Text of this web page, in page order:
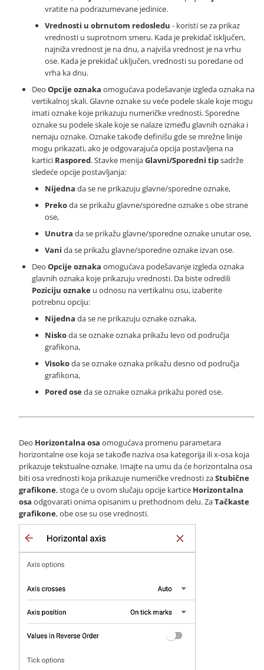
vratite na podrazumevane jedinice.
Vrednosti u obrnutom redosledu - koristi se za prikaz
vrednosti u suprotnom smeru. Kada je prekidač isključen,
najniža vrednost je na dnu, a najviša vrednost je na vrhu
ose. Kada je prekidač uključen, vrednosti su poredane od
vrha ka dnu.
Deo Opcije oznaka omogućava podešavanje izgleda oznaka na
vertikalnoj skali. Glavne oznake su veće podele skale koje mogu
imati oznake koje prikazuju numeričke vrednosti. Sporedne
oznake su podele skale koje se nalaze između glavnih oznaka i
nemaju oznake. Oznake takođe definišu gde se mrežne linije
mogu prikazati, ako je odgovarajuća opcija postavljena na
kartici Raspored. Stavke menijaGlavni/Sporedni tipsadrže
sledeće opcije postavljanja:
Nijedna da se ne prikazuju glavne/sporedne oznake,
Prekoda se prikažu glavne/sporedne oznake s obe strane
ose,
Unutra da se prikažu glavne/sporedne oznake unutar ose,
Vani da se prikažu glavne/sporedne oznake izvan ose.
Deo Opcije oznaka omogućava podešavanje izgleda oznaka
glavnih oznaka koje prikazuju vrednosti. Da biste odredili
Poziciju oznake u odnosu na vertikalnu osu, izaberite
potrebnu opciju:
Nijedna da se ne prikazuju oznake oznaka,
Niskoda se oznake oznaka prikažu levo od područja
grafikona,
Visokoda se oznake oznaka prikažu desno od područja
grafikona,
Pored oseda se oznake oznaka prikažu pored ose.
Deo Horizontalna osa omogućava promenu parametara
horizontalne ose koja se takođe naziva osa kategorija ili x-osa koja
prikazuje tekstualne oznake. Imajte na umu da će horizontalna osa
biti osa vrednosti koja prikazuje numeričke vrednosti zaStubične
grafikone, stoga će u ovom slučaju opcije kartice Horizontalna
osa odgovarati onima opisanim u prethodnom delu. ZaTačkaste
grafikone, obe ose su ose vrednosti.